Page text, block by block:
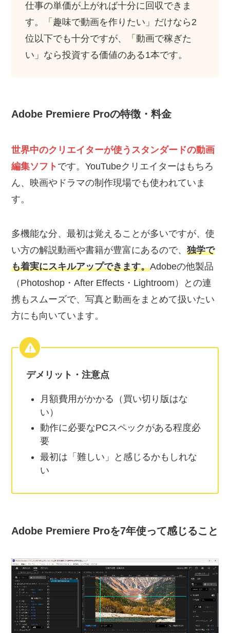
仕事の単価が上がれば十分に回収できま
す。「趣味で動画を作りたい」だけなら2
位以下でも十分ですが、「動画で稼ぎた
い」なら投資する価値のある1本です。
Adobe Premiere Proの特徴・料金
世界中のクリエイターが使うスタンダードの動画
編集ソフト です。YouTubeクリエイターはもちろ
ん、映画やドラマの制作現場でも使われていま
す。
多機能な分、最初は覚えることが多いですが、使
い方の解説動画や書籍が豊富にあるので、独学で
も着実にスキルアップできます。Adobeの他製品
（Photoshop・After Effects・Lightroom）との連
携もスムーズで、写真と動画をまとめて扱いたい
方にも向いています。
デメリット・注意点
月額費用がかかる（買い切り版はな
い）
動作に必要なPCスペックがある程度必
要
最初は「難しい」と感じるかもしれな
い
Adobe Premiere Proを7年使って感じること